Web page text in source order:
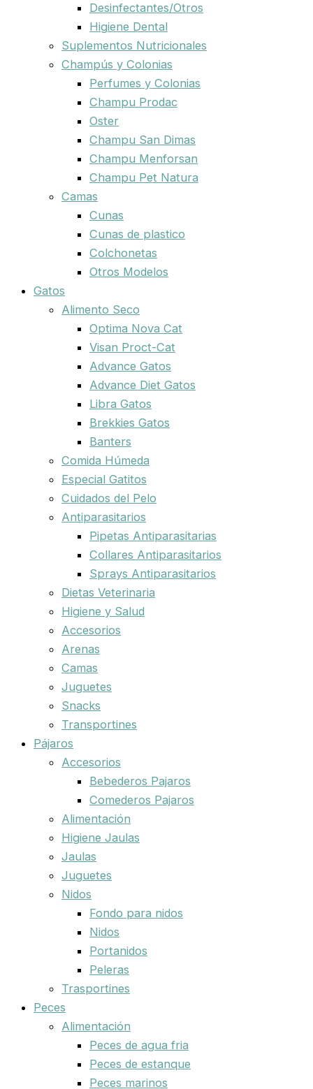
Desinfectantes/Otros
Higiene Dental
Suplementos Nutricionales
Champús y Colonias
Perfumes y Colonias
Champu Prodac
Oster
Champu San Dimas
Champu Menforsan
Champu Pet Natura
Camas
Cunas
Cunas de plastico
Colchonetas
Otros Modelos
Gatos
Alimento Seco
Optima Nova Cat
Visan Proct-Cat
Advance Gatos
Advance Diet Gatos
Libra Gatos
Brekkies Gatos
Banters
Comida Húmeda
Especial Gatitos
Cuidados del Pelo
Antiparasitarios
Pipetas Antiparasitarias
Collares Antiparasitarios
Sprays Antiparasitarios
Dietas Veterinaria
Higiene y Salud
Accesorios
Arenas
Camas
Juguetes
Snacks
Transportines
Pájaros
Accesorios
Bebederos Pajaros
Comederos Pajaros
Alimentación
Higiene Jaulas
Jaulas
Juguetes
Nidos
Fondo para nidos
Nidos
Portanidos
Peleras
Trasportines
Peces
Alimentación
Peces de agua fria
Peces de estanque
Peces marinos